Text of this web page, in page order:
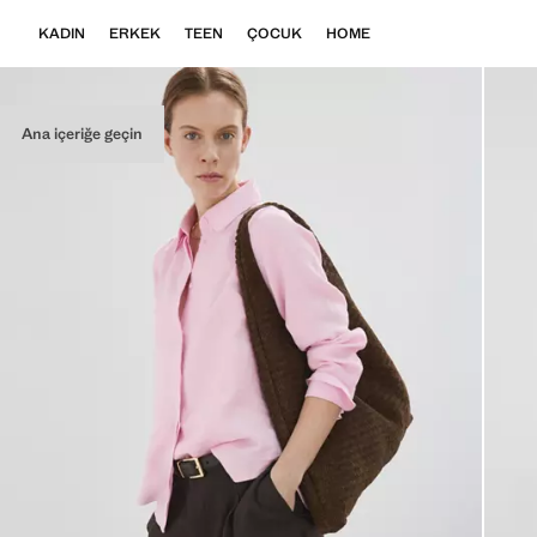
Ana içeriğe geçin
KADIN ERKEK TEEN ÇOCUK HOME